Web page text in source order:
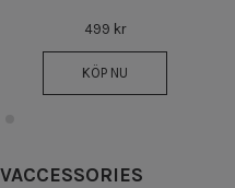
499 kr
KÖP NU